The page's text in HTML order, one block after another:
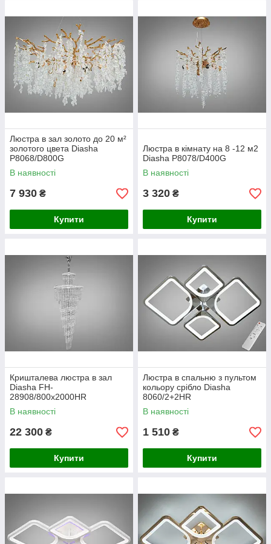
Люстра в зал золото до 20 м²
золотого цвета Diasha
P8068/D800G
В наявності
7 930 ₴
Купити
Люстра в кімнату на 8 -12 м2
Diasha P8078/D400G
В наявності
3 320 ₴
Купити
Кришталева люстра в зал
Diasha FH-
28908/800x2000HR
В наявності
22 300 ₴
Купити
Люстра в спальню з пультом
кольору срібло Diasha
8060/2+2HR
В наявності
1 510 ₴
Купити